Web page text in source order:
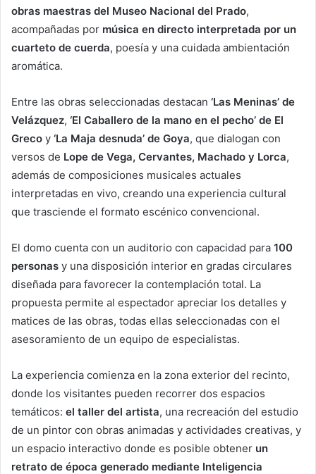
obras maestras del Museo Nacional del Prado,
acompañadas por música en directo interpretada por un
cuarteto de cuerda, poesía y una cuidada ambientación
aromática.
Entre las obras seleccionadas destacan ‘Las Meninas’ de
Velázquez, ‘El Caballero de la mano en el pecho’ de El
Greco y ‘La Maja desnuda’ de Goya, que dialogan con
versos de Lope de Vega, Cervantes, Machado y Lorca,
además de composiciones musicales actuales
interpretadas en vivo, creando una experiencia cultural
que trasciende el formato escénico convencional.
El domo cuenta con un auditorio con capacidad para 100
personas y una disposición interior en gradas circulares
diseñada para favorecer la contemplación total. La
propuesta permite al espectador apreciar los detalles y
matices de las obras, todas ellas seleccionadas con el
asesoramiento de un equipo de especialistas.
La experiencia comienza en la zona exterior del recinto,
donde los visitantes pueden recorrer dos espacios
temáticos: el taller del artista, una recreación del estudio
de un pintor con obras animadas y actividades creativas, y
un espacio interactivo donde es posible obtener un
retrato de época generado mediante Inteligencia